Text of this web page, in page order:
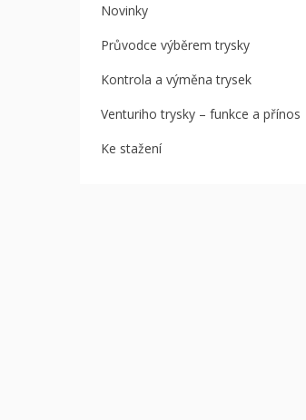
Novinky
Průvodce výběrem trysky
Kontrola a výměna trysek
Venturiho trysky – funkce a přínos
Ke stažení